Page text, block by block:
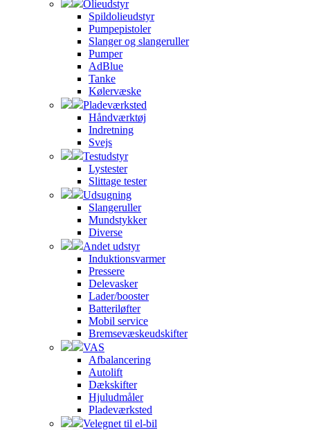
Olieudstyr
Spildolieudstyr
Pumpepistoler
Slanger og slangeruller
Pumper
AdBlue
Tanke
Kølervæske
Pladeværksted
Håndværktøj
Indretning
Svejs
Testudstyr
Lystester
Slittage tester
Udsugning
Slangeruller
Mundstykker
Diverse
Andet udstyr
Induktionsvarmer
Pressere
Delevasker
Lader/booster
Batteriløfter
Mobil service
Bremsevæskeudskifter
VAS
Afbalancering
Autolift
Dækskifter
Hjuludmåler
Pladeværksted
Velegnet til el-bil